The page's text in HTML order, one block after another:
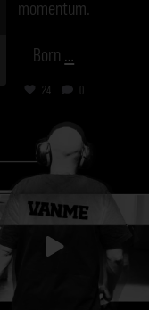
momentum.
Born …
24 0
vanmecampervans
Aug 15